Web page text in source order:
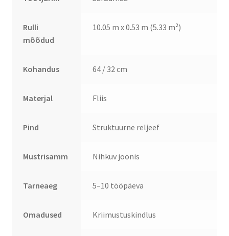
Rulli
mõõdud
10.05 m x 0.53 m (5.33 m²)
Kohandus 64 / 32 cm
Materjal Fliis
Pind Struktuurne reljeef
Mustrisamm Nihkuv joonis
Tarneaeg 5–10 tööpäeva
Omadused Kriimustuskindlus